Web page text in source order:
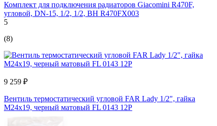
Комплект для подключения радиаторов Giacomini R470F,
угловой, DN-15, 1/2, 1/2, ВН R470FX003
5
(8)
9 259 ₽
Вентиль термостатический угловой FAR Lady 1/2", гайка
М24x19, черный матовый FL 0143 12P